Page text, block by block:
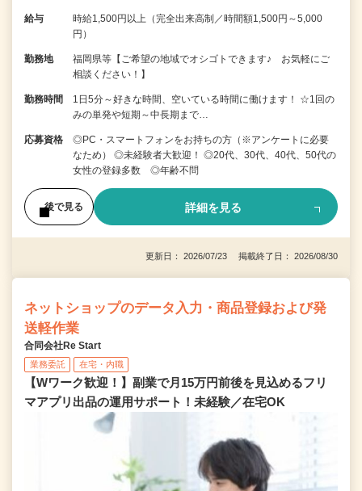
給与
時給1,500円以上（完全出来高制／時間額1,500円～5,000
円）
勤務地
福岡県等【ご希望の地域でオシゴトできます♪ お気軽にご
相談ください！】
勤務時間
1日5分～好きな時間、空いている時間に働けます！ ☆1回の
みの単発や短期～中長期まで…
応募資格
◎PC・スマートフォンをお持ちの方（※アンケートに必要
なため） ◎未経験者大歓迎！ ◎20代、30代、40代、50代の
女性の登録多数 ◎年齢不問
後で見る 詳細を見る
更新日： 2026/07/23 掲載終了日： 2026/08/30
ネットショップのデータ入力・商品登録および発
送軽作業
合同会社Re Start
業務委託 在宅・内職
【Wワーク歓迎！】副業で月15万円前後を見込めるフリ
マアプリ出品の運用サポート！未経験／在宅OK